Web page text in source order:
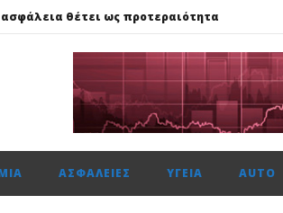
ασφάλεια θέτει ως προτεραιότητα
Αποκτά το πρώτο Παρατηρητήριο Έργων
χρονιά, στους δείκτες FTSE4Good
ασφάλεια θέτει ως προτεραιότητα
ΑΣΦΆΛΕΙΕΣ ΥΓΕΊΑ AUTO